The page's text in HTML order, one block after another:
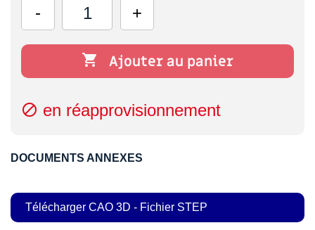
 Ajouter au panier
 en réapprovisionnement
DOCUMENTS ANNEXES
Télécharger CAO 3D - Fichier STEP